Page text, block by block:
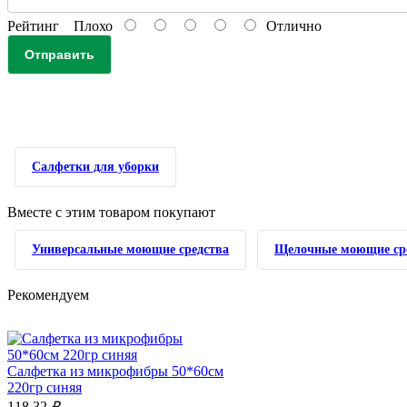
Рейтинг Плохо Отлично
Отправить
Салфетки для уборки
Вместе с этим товаром покупают
Универсальные моющие средства Щелочные моющие
Рекомендуем
Салфетка из микрофибры 50*60см
220гр синяя